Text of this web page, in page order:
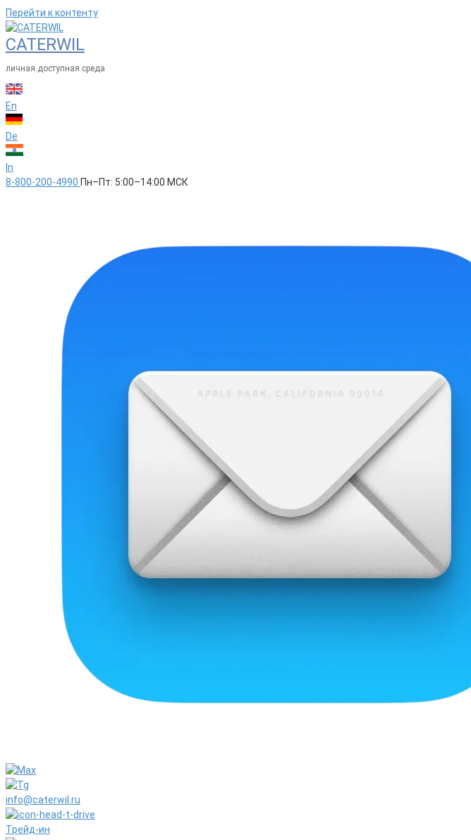
Перейти к контенту
CATERWIL
личная доступная среда
En
De
In
8-800-200-4990 Пн–Пт: 5:00–14:00 МСК
info@caterwil.ru
Трейд-ин